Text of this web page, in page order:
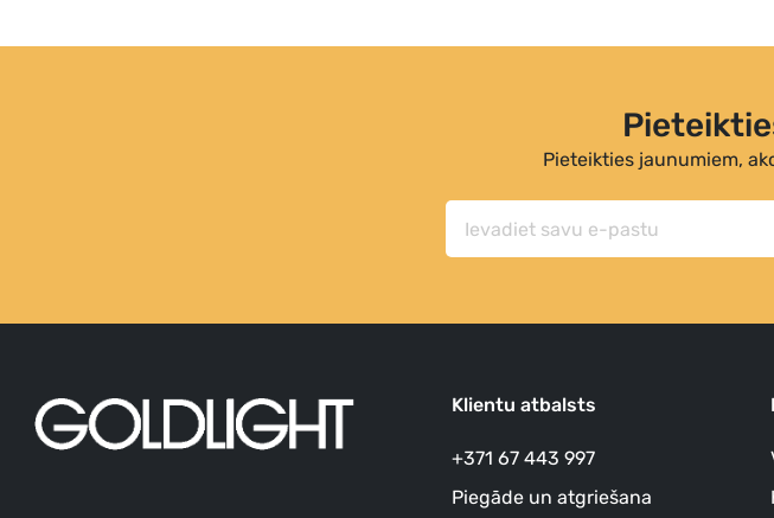
Pieteikties jaunumiem,
Klientu atbalsts
+371 67 443 997
Piegāde un atgriešana